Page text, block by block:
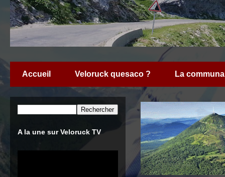
Accueil Veloruck quesaco ? La
A la une sur Veloruck TV